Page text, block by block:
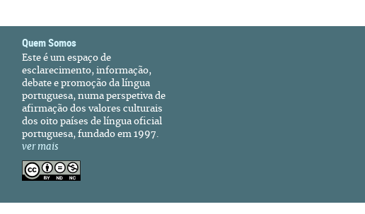
Quem Somos
Este é um espaço de
esclarecimento, informação,
debate e promoção da língua
portuguesa, numa perspetiva de
afirmação dos valores culturais
dos oito países de língua oficial
portuguesa, fundado em 1997.
ver mais